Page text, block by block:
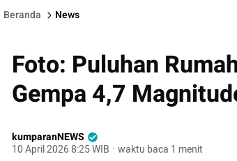
Beranda News
Foto: Puluhan
Gempa 4,7
kumparanNEWS
10 April 2026 8:25 WIB · waktu baca 1 menit